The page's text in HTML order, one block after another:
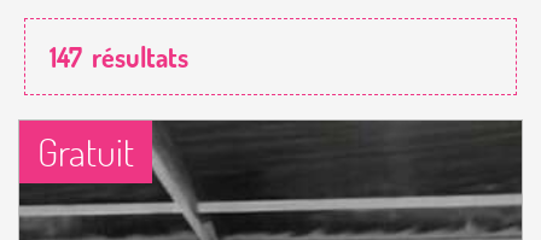
147 résultats
Gratuit